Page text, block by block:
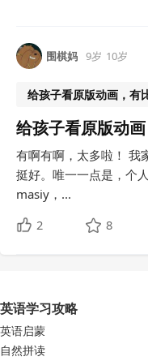
围棋妈 9岁 10岁
给孩子看原版动画，有
给孩子看原版动
有啊有啊，太多啦！ 我
挺好。唯一一点是，个
masiy，...
2
8
英语学习攻略
英语启蒙
自然拼读